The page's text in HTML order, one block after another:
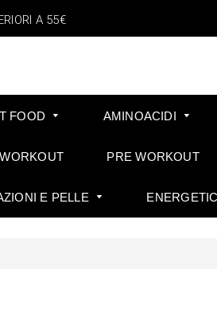
A 55€
FOOD AMINOACIDI
PRE WORKOUT
E PELLE